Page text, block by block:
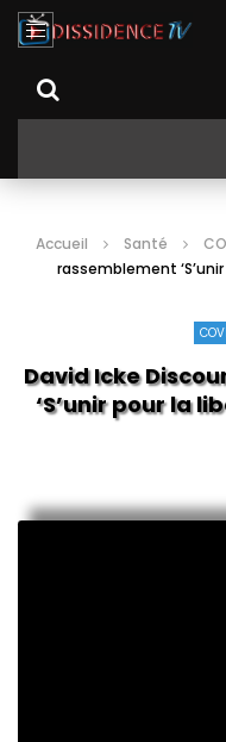
Accueil Santé
rassemblement
David Icke
‘S’unir pour la